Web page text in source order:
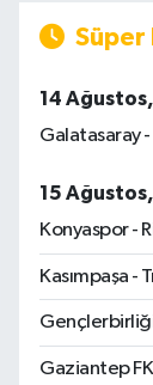
Süper
14
Galatasaray -
15
Konyaspor -
Kasımpaşa -
Gaziantep